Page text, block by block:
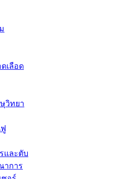
เลือด
วิทยา
และตับ
าการ